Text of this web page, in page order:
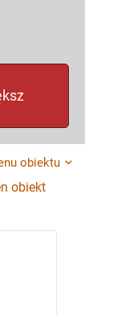
obiektu
obiekt